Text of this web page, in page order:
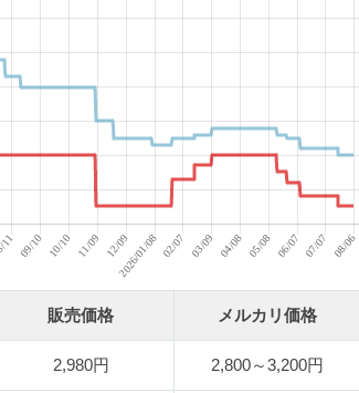
販売価格 メルカリ価格
2,980円 2,800～3,200円